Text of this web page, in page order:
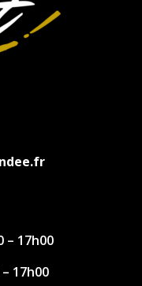
– 17h00
17h00